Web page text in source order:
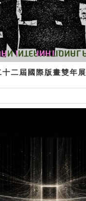
二屆國際版畫雙年展